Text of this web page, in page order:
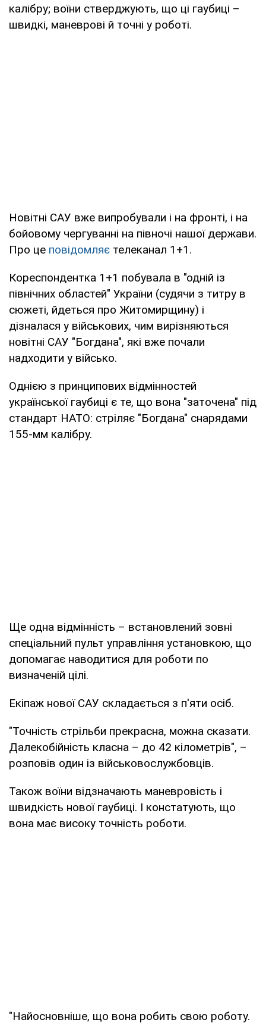
калібру; воїни стверджують, що ці гаубиці –
швидкі, маневрові й точні у роботі.
Новітні САУ вже випробували і на фронті, і на
бойовому чергуванні на півночі нашої держави.
Про це повідомляє телеканал 1+1.
Кореспондентка 1+1 побувала в "одній із
північних областей" України (судячи з титру в
сюжеті, йдеться про Житомирщину) і
дізналася у військових, чим вирізняються
новітні САУ "Богдана", які вже почали
надходити у військо.
Однією з принципових відмінностей
української гаубиці є те, що вона "заточена" під
стандарт НАТО: стріляє "Богдана" снарядами
155-мм калібру.
Ще одна відмінність – встановлений зовні
спеціальний пульт управління установкою, що
допомагає наводитися для роботи по
визначеній цілі.
Екіпаж нової САУ складається з п'яти осіб.
"Точність стрільби прекрасна, можна сказати.
Далекобійність класна – до 42 кілометрів", –
розповів один із військовослужбовців.
Також воїни відзначають маневровість і
швидкість нової гаубиці. І констатують, що
вона має високу точність роботи.
"Найосновніше, що вона робить свою роботу.